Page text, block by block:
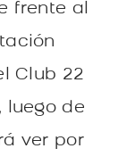
frente al
Club 22
luego de
ver por